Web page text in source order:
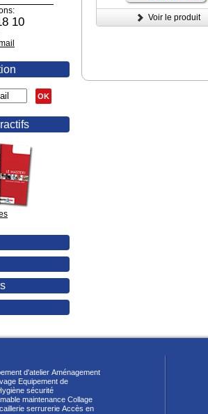
10
OK
Voir le produit
d'atelier Aménagement
Equipement de
sécurité
maintenance Collage
serrurerie Accès en